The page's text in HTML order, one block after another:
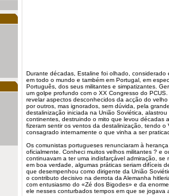
Durante décadas, Estaline foi olhado,
em todo o mundo e também em Portugal, em
Português, dos seus militantes e simpatizantes.
um golpe profundo com o XX Congresso do
revelar aspectos desconhecidos da acção do
por outros, mas ignorados, sem dúvida, pela
destalinização iniciada na União Soviética,
continentes, destruindo o mito que levou décadas
fizeram sentir os ventos da destalinização, tendo o
consagrado internamente o que vinha a ser
Os comunistas portugueses renunciaram à
oficialmente. Conheci muitos velhos militantes ? e
continuavam a ter uma indisfarçável admiração,
em boa verdade, algumas práticas seriam difíceis
que desempenhou como dirigente da União
o contributo decisivo na derrota da Alemanha
com entusiasmo do «Zé dos Bigodes» e da
ele nesses conturbados tempos em que se jogava